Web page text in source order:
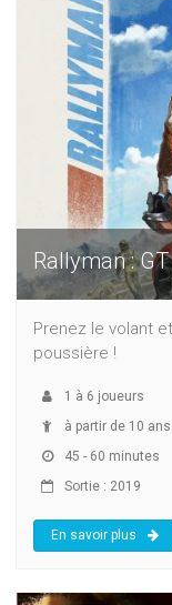
Rallyman : GT
Prenez le volant
poussière !
1 à 6 joueurs
à partir de 10 ans
45 - 60 minutes
Sortie : 2019
En savoir plus